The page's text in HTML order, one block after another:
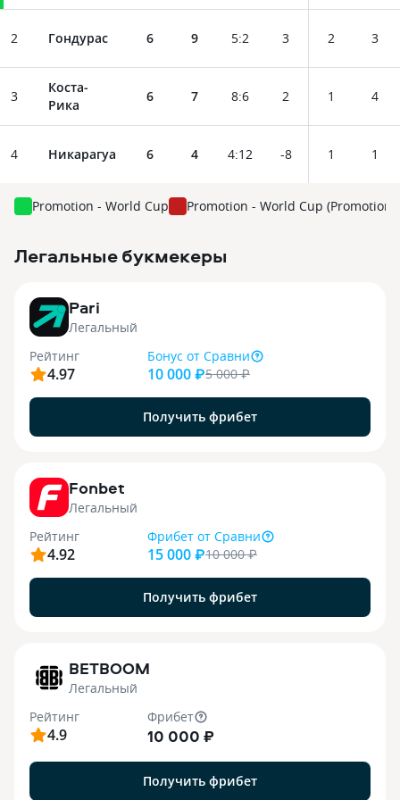
2 Гондурас 6 9 5:2 3 2 3
3
Коста-
Рика
6 7 8:6 2 1 4
4 Никарагуа 6 4 4:12 -8 1 1
Promotion - World Cup Promotion - World Cup (Promotion:
Легальные букмекеры
Pari
Легальный
Рейтинг
4.97
Бонус от Сравни
10 000 ₽5 000₽
Получить фрибет
Fonbet
Легальный
Рейтинг
4.92
Фрибет от Сравни
15 000 ₽10 000₽
Получить фрибет
BETBOOM
Легальный
Рейтинг
4.9
Фрибет
10 000 ₽
Получить фрибет
.